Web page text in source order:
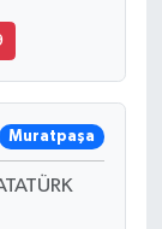
Muratpaşa